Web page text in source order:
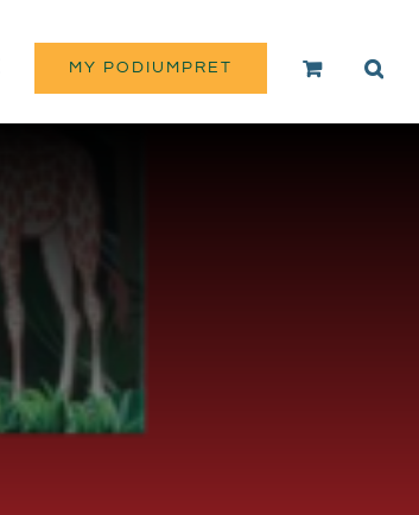
MY PODIUMPRET